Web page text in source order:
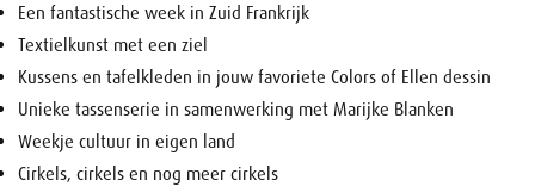
Een fantastische week in Zuid Frankrijk
Textielkunst met een ziel
Kussens en tafelkleden in jouw favoriete Colors of Ellen dessin
Unieke tassenserie in samenwerking met Marijke Blanken
Weekje cultuur in eigen land
Cirkels, cirkels en nog meer cirkels